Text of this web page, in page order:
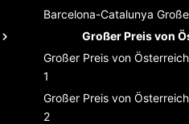
Barcelona-Catalunya
Großer Preis von
Großer Preis von Österreich
1
Großer Preis von Österreich
2